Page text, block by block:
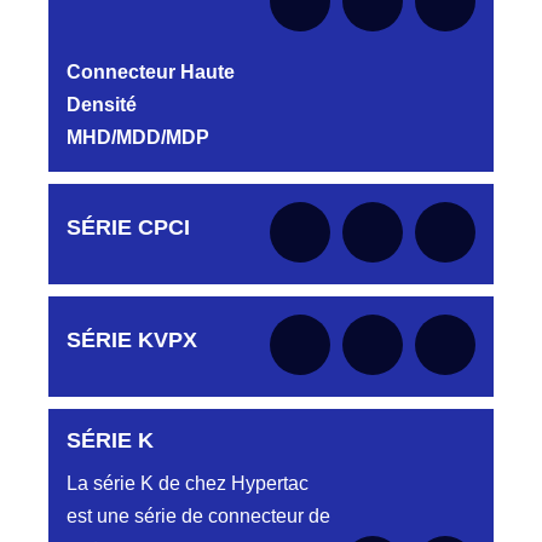
pour le moment
Connecteur Haute
Densité
MHD/MDD/MDP
Aucune pièce disponible pour cette série pour
le moment
SÉRIE CPCI
Aucune pièce disponible pour cette série pour
le moment
SÉRIE KVPX
Aucune pièce disponible pour cette série pour
SÉRIE K
La série K de chez Hypertac
est une série de connecteur de